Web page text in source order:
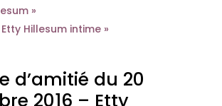
»
Etty Hillesum intime »
d’amitié du 20
2016 – Etty